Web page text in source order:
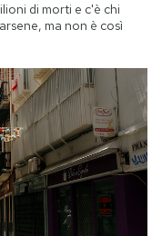
di morti e c'è chi
ma non è così